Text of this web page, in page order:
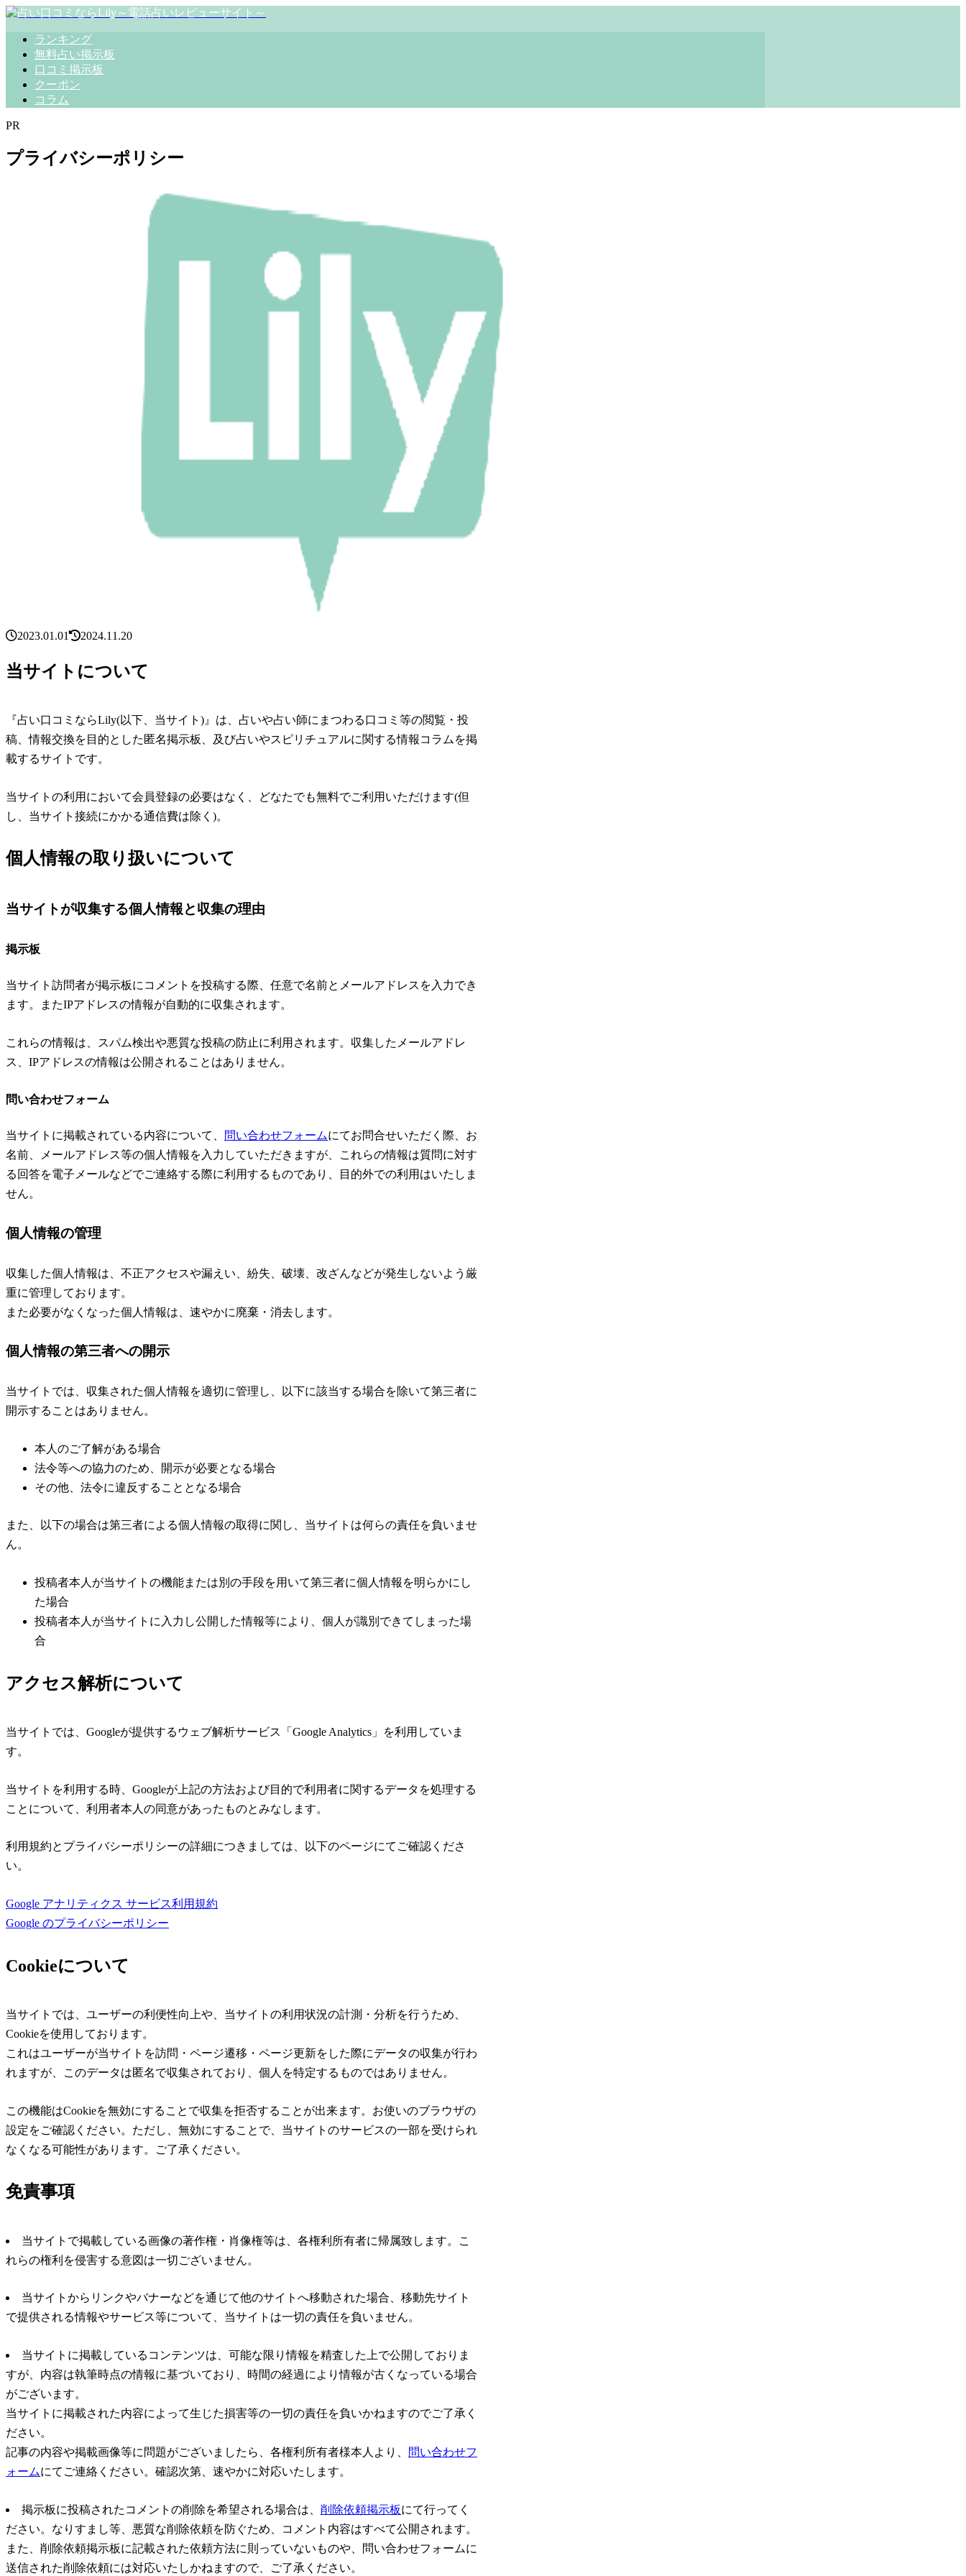
ランキング
無料占い掲示板
口コミ掲示板
クーポン
コラム
PR
プライバシーポリシー
2023.01.01 2024.11.20
当サイトについて
『占い口コミならLily(以下、当サイト)』は、占いや占い師にまつわる口コミ等の閲覧・投
稿、情報交換を目的とした匿名掲示板、及び占いやスピリチュアルに関する情報コラムを掲
載するサイトです。
当サイトの利用において会員登録の必要はなく、どなたでも無料でご利用いただけます(但
し、当サイト接続にかかる通信費は除く)。
個人情報の取り扱いについて
当サイトが収集する個人情報と収集の理由
掲示板
当サイト訪問者が掲示板にコメントを投稿する際、任意で名前とメールアドレスを入力でき
ます。またIPアドレスの情報が自動的に収集されます。
これらの情報は、スパム検出や悪質な投稿の防止に利用されます。収集したメールアドレ
ス、IPアドレスの情報は公開されることはありません。
問い合わせフォーム
当サイトに掲載されている内容について、 問い合わせフォームにてお問合せいただく際、お
名前、メールアドレス等の個人情報を入力していただきますが、これらの情報は質問に対す
る回答を電子メールなどでご連絡する際に利用するものであり、目的外での利用はいたしま
せん。
個人情報の管理
収集した個人情報は、不正アクセスや漏えい、紛失、破壊、改ざんなどが発生しないよう厳
重に管理しております。
また必要がなくなった個人情報は、速やかに廃棄・消去します。
個人情報の第三者への開示
当サイトでは、収集された個人情報を適切に管理し、以下に該当する場合を除いて第三者に
開示することはありません。
本人のご了解がある場合
法令等への協力のため、開示が必要となる場合
その他、法令に違反することとなる場合
また、以下の場合は第三者による個人情報の取得に関し、当サイトは何らの責任を負いませ
ん。
投稿者本人が当サイトの機能または別の手段を用いて第三者に個人情報を明らかにし
た場合
投稿者本人が当サイトに入力し公開した情報等により、個人が識別できてしまった場
合
アクセス解析について
当サイトでは、Googleが提供するウェブ解析サービス「Google Analytics」を利用していま
す。
当サイトを利用する時、Googleが上記の方法および目的で利用者に関するデータを処理する
ことについて、利用者本人の同意があったものとみなします。
利用規約とプライバシーポリシーの詳細につきましては、以下のページにてご確認くださ
い。
Google アナリティクス サービス利用規約
Google のプライバシーポリシー
Cookieについて
当サイトでは、ユーザーの利便性向上や、当サイトの利用状況の計測・分析を行うため、
Cookieを使用しております。
これはユーザーが当サイトを訪問・ページ遷移・ページ更新をした際にデータの収集が行わ
れますが、このデータは匿名で収集されており、個人を特定するものではありません。
この機能はCookieを無効にすることで収集を拒否することが出来ます。お使いのブラウザの
設定をご確認ください。ただし、無効にすることで、当サイトのサービスの一部を受けられ
なくなる可能性があります。ご了承ください。
免責事項
当サイトで掲載している画像の著作権・肖像権等は、各権利所有者に帰属致します。こ
れらの権利を侵害する意図は一切ございません。
当サイトからリンクやバナーなどを通じて他のサイトへ移動された場合、移動先サイト
で提供される情報やサービス等について、当サイトは一切の責任を負いません。
当サイトに掲載しているコンテンツは、可能な限り情報を精査した上で公開しておりま
すが、内容は執筆時点の情報に基づいており、時間の経過により情報が古くなっている場合
がございます。
当サイトに掲載された内容によって生じた損害等の一切の責任を負いかねますのでご了承く
ださい。
記事の内容や掲載画像等に問題がございましたら、各権利所有者様本人より、
問い合わせフ
ォームにてご連絡ください。確認次第、速やかに対応いたします。
掲示板に投稿されたコメントの削除を希望される場合は、 削除依頼掲示板にて行ってく
ださい。なりすまし等、悪質な削除依頼を防ぐため、コメント内容はすべて公開されます。
また、削除依頼掲示板に記載された依頼方法に則っていないものや、問い合わせフォームに
送信された削除依頼には対応いたしかねますので、ご了承ください。